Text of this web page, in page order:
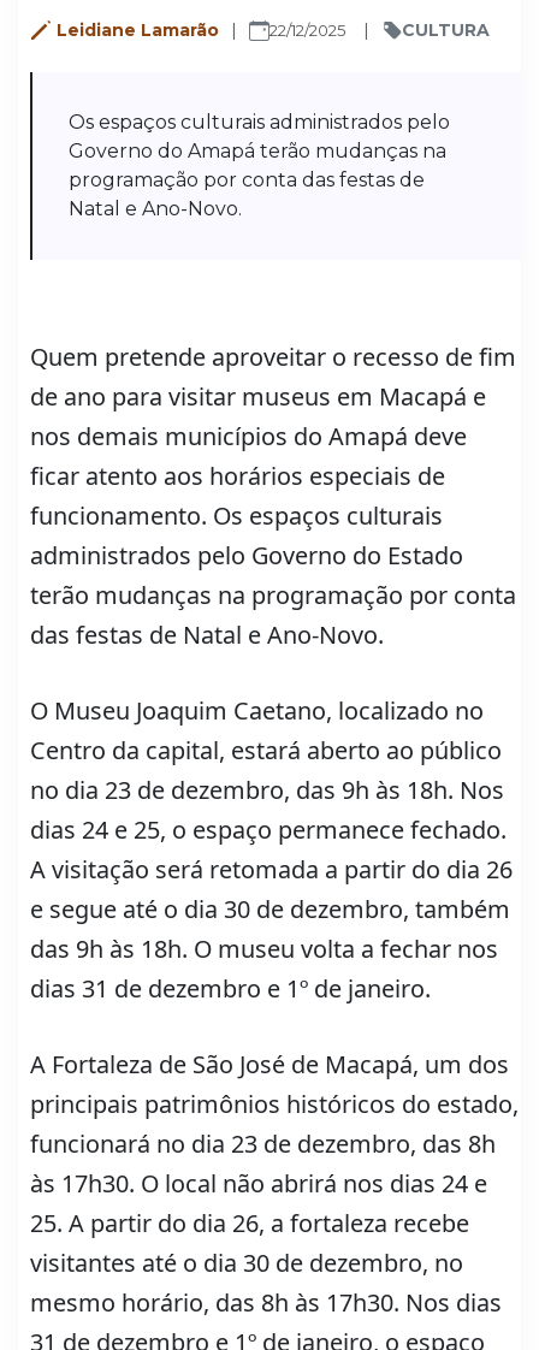
Leidiane Lamarão 22/12/2025 CULTURA
Os espaços culturais administrados pelo
Governo do Amapá terão mudanças na
programação por conta das festas de
Natal e Ano-Novo.
Quem pretende aproveitar o recesso de fim
de ano para visitar museus em Macapá e
nos demais municípios do Amapá deve
ficar atento aos horários especiais de
funcionamento. Os espaços culturais
administrados pelo Governo do Estado
terão mudanças na programação por conta
das festas de Natal e Ano-Novo.
O Museu Joaquim Caetano, localizado no
Centro da capital, estará aberto ao público
no dia 23 de dezembro, das 9h às 18h. Nos
dias 24 e 25, o espaço permanece fechado.
A visitação será retomada a partir do dia 26
e segue até o dia 30 de dezembro, também
das 9h às 18h. O museu volta a fechar nos
dias 31 de dezembro e 1º de janeiro.
A Fortaleza de São José de Macapá, um dos
principais patrimônios históricos do estado,
funcionará no dia 23 de dezembro, das 8h
às 17h30. O local não abrirá nos dias 24 e
25. A partir do dia 26, a fortaleza recebe
visitantes até o dia 30 de dezembro, no
mesmo horário, das 8h às 17h30. Nos dias
31 de dezembro e 1º de janeiro, o espaço